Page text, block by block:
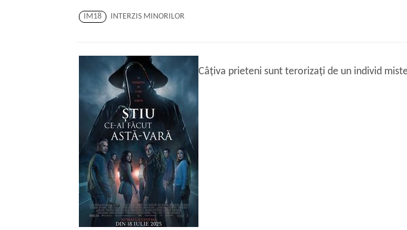
IM18
INTERZIS MINORILOR
Câțiva prieteni sunt terorizați de un individ